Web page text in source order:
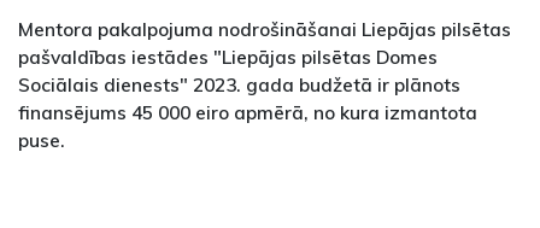
Mentora pakalpojuma nodrošināšanai Liepājas pilsētas
pašvaldības iestādes "Liepājas pilsētas Domes
Sociālais dienests" 2023. gada budžetā ir plānots
finansējums 45 000 eiro apmērā, no kura izmantota
puse.